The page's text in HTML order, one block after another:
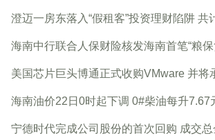
澄迈一房东落入“假租客”投资理财陷阱 共
海南中行联合人保财险核发海南首笔“粮保
美国芯片巨头博通正式收购VMware 并将
海南油价22日0时起下调 0#柴油每升7.67
宁德时代完成公司股份的首次回购 成交